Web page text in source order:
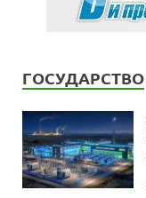
ГОСУДАРСТВО